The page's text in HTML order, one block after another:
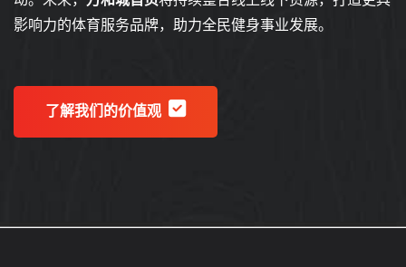
影响力的体育服务品牌，助力全民健身事业发展。
了解我们的价值观